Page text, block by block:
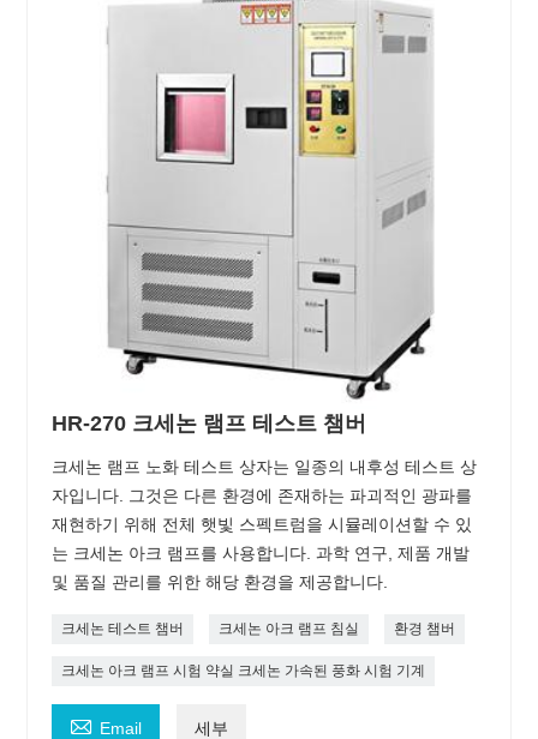
HR-270 크세논 램프 테스트 챔버
크세논 램프 노화 테스트 상자는 일종의 내후성 테스트 상
자입니다. 그것은 다른 환경에 존재하는 파괴적인 광파를
재현하기 위해 전체 햇빛 스펙트럼을 시뮬레이션할 수 있
는 크세논 아크 램프를 사용합니다. 과학 연구, 제품 개발
및 품질 관리를 위한 해당 환경을 제공합니다.
크세논 테스트 챔버 크세논 아크 램프 침실 환경 챔버
크세논 아크 램프 시험 약실 크세논 가속된 풍화 시험 기계
 Email 세부